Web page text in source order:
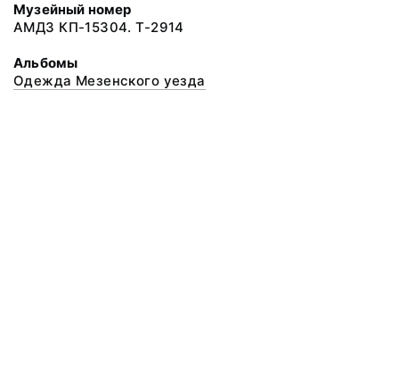
Музейный номер
АМДЗ КП-15304. Т-2914
Альбомы
Одежда Мезенского уезда